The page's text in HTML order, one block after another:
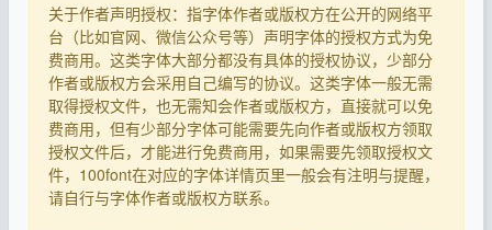
关于作者声明授权：指字体作者或版权方在公开的网络平
台（比如官网、微信公众号等）声明字体的授权方式为免
费商用。这类字体大部分都没有具体的授权协议，少部分
作者或版权方会采用自己编写的协议。这类字体一般无需
取得授权文件，也无需知会作者或版权方，直接就可以免
费商用，但有少部分字体可能需要先向作者或版权方领取
授权文件后，才能进行免费商用，如果需要先领取授权文
件，100font在对应的字体详情页里一般会有注明与提醒，
请自行与字体作者或版权方联系。